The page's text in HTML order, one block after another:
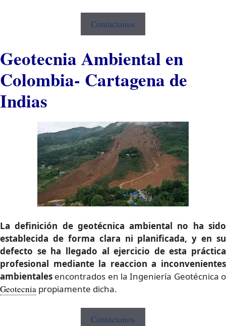
Contactanos
Geotecnia Ambiental en
Colombia- Cartagena de
Indias
La definición de geotécnica ambiental no ha sido
establecida de forma clara ni planificada, y en su
defecto se ha llegado al ejercicio de esta práctica
profesional mediante la reaccion a inconvenientes
ambientales encontrados en la Ingeniería Geotécnica o
Geotecnia propiamente dicha.
Contactanos